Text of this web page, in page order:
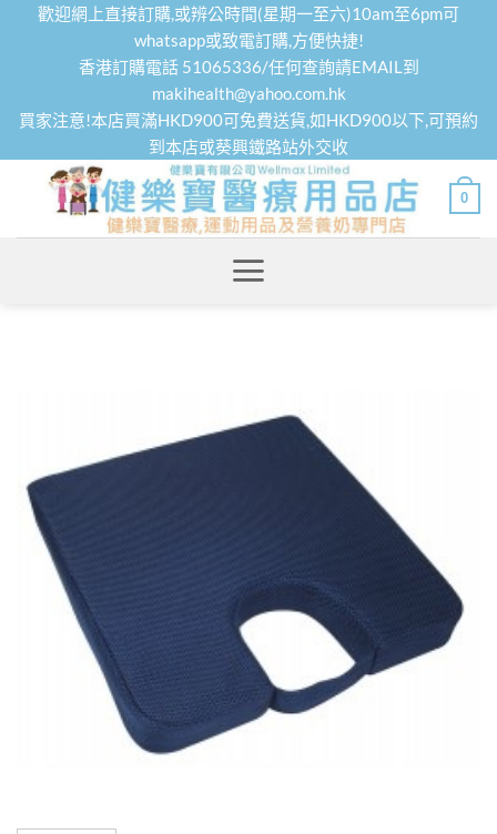
歡迎網上直接訂購,或辨公時間(星期一至六)10am至6pm可
whatsapp或致電訂購,方便快捷!
香港訂購電話 51065336/任何查詢請EMAIL到
makihealth@yahoo.com.hk
買家注意!本店買滿HKD900可免費送貨,如HKD900以下,可預約
到本店或葵興鐵路站外交收
0